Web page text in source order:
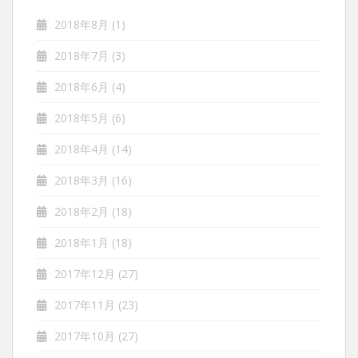
2018年8月 (1)
2018年7月 (3)
2018年6月 (4)
2018年5月 (6)
2018年4月 (14)
2018年3月 (16)
2018年2月 (18)
2018年1月 (18)
2017年12月 (27)
2017年11月 (23)
2017年10月 (27)